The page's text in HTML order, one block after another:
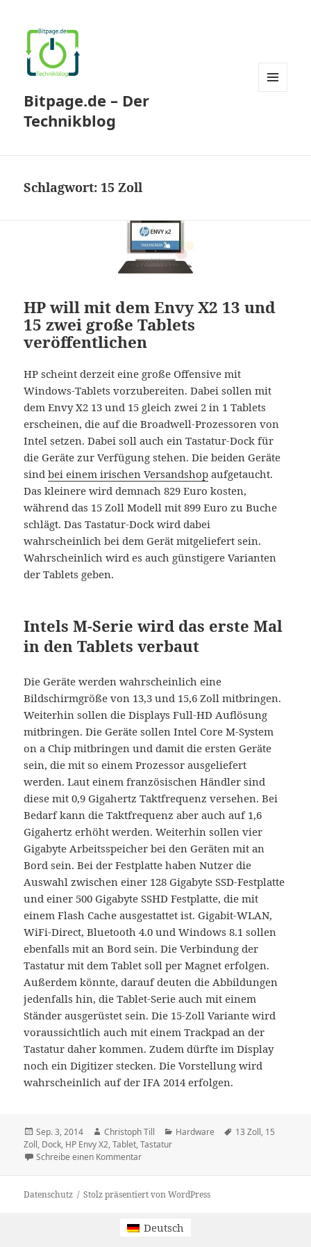
Bitpage.de – Der
Technikblog
Schlagwort:15 Zoll
HP will mit dem Envy X2 13 und
15 zwei große Tablets
veröffentlichen
HP scheint derzeit eine große Offensive mit
Windows-Tablets vorzubereiten. Dabei sollen mit
dem Envy X2 13 und 15 gleich zwei 2 in 1 Tablets
erscheinen, die auf die Broadwell-Prozessoren von
Intel setzen. Dabei soll auch ein Tastatur-Dock für
die Geräte zur Verfügung stehen. Die beiden Geräte
sindbei einem irischen Versandshop aufgetaucht.
Das kleinere wird demnach 829 Euro kosten,
während das 15 Zoll Modell mit 899 Euro zu Buche
schlägt. Das Tastatur-Dock wird dabei
wahrscheinlich bei dem Gerät mitgeliefert sein.
Wahrscheinlich wird es auch günstigere Varianten
der Tablets geben.
Intels M-Serie wird das erste Mal
in den Tablets verbaut
Die Geräte werden wahrscheinlich eine
Bildschirmgröße von 13,3 und 15,6 Zoll mitbringen.
Weiterhin sollen die Displays Full-HD Auflösung
mitbringen. Die Geräte sollen Intel Core M-System
on a Chip mitbringen und damit die ersten Geräte
sein, die mit so einem Prozessor ausgeliefert
werden. Laut einem französischen Händler sind
diese mit 0,9 Gigahertz Taktfrequenz versehen. Bei
Bedarf kann die Taktfrequenz aber auch auf 1,6
Gigahertz erhöht werden. Weiterhin sollen vier
Gigabyte Arbeitsspeicher bei den Geräten mit an
Bord sein. Bei der Festplatte haben Nutzer die
Auswahl zwischen einer 128 Gigabyte SSD-Festplatte
und einer 500 Gigabyte SSHD Festplatte, die mit
einem Flash Cache ausgestattet ist. Gigabit-WLAN,
WiFi-Direct, Bluetooth 4.0 und Windows 8.1 sollen
ebenfalls mit an Bord sein. Die Verbindung der
Tastatur mit dem Tablet soll per Magnet erfolgen.
Außerdem könnte, darauf deuten die Abbildungen
jedenfalls hin, die Tablet-Serie auch mit einem
Ständer ausgerüstet sein. Die 15-Zoll Variante wird
voraussichtlich auch mit einem Trackpad an der
Tastatur daher kommen. Zudem dürfte im Display
noch ein Digitizer stecken. Die Vorstellung wird
wahrscheinlich auf der IFA 2014 erfolgen.
Veröffentlicht
am
Sep. 3, 2014 Autor
Christoph Till Kategorien
Hardware Schlagwörter
13 Zoll, 15
Zoll, Dock, HP Envy X2,Tablet,Tastatur
Schreibe einen Kommentarzu HP will mit dem Envy X2 13 und 15 zwei
Datenschutz Stolz präsentiert von WordPress
Deutsch